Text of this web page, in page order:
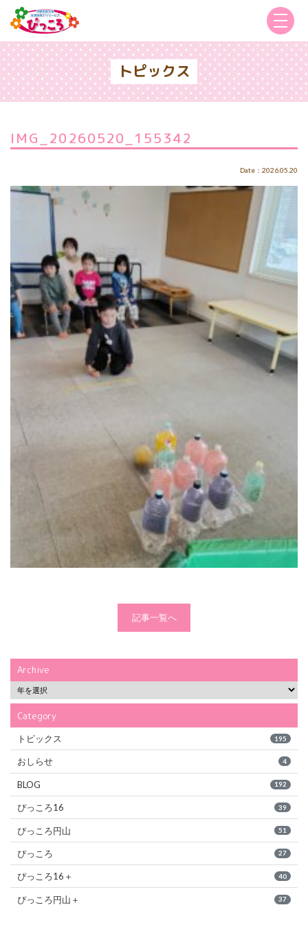
トピックス
IMG_20260520_155342
Date：2026.05.20
記事一覧へ
Archive
Category
トピックス 195
おしらせ 4
BLOG 192
ぴっころ16 39
ぴっころ円山 51
ぴっころ 27
ぴっころ16＋ 40
ぴっころ円山＋ 37